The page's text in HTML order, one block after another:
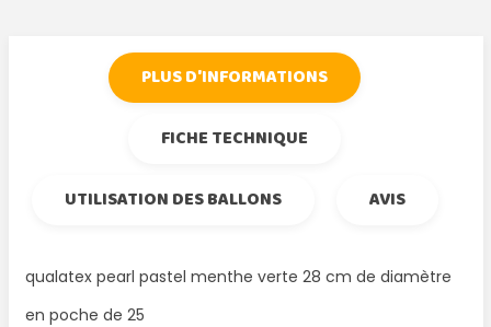
PLUS D'INFORMATIONS
FICHE TECHNIQUE
UTILISATION DES BALLONS
AVIS
qualatex pearl pastel menthe verte 28 cm de diamètre
en poche de 25